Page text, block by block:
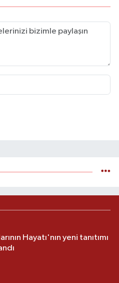
Hayatı'nın yeni tanıtımı